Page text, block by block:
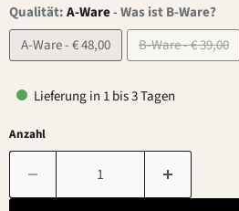
Qualität:A-Ware-Was ist B-Ware?
A-Ware - € 48,00
B-Ware - € 39,00
Lieferung in 1 bis 3 Tagen
Anzahl